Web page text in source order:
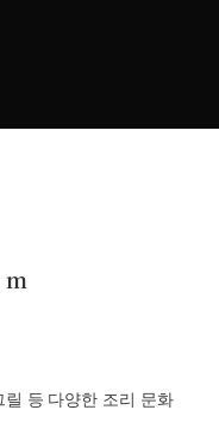
릴 등 다양한 조리 문화